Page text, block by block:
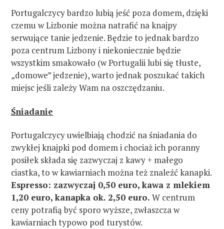
Portugalczycy bardzo lubią jeść poza domem, dzięki
czemu w Lizbonie można natrafić na knajpy
serwujące tanie jedzenie. Będzie to jednak bardzo
poza centrum Lizbony i niekoniecznie będzie
wszystkim smakowało (w Portugalii lubi się tłuste,
„domowe” jedzenie), warto jednak poszukać takich
miejsc jeśli zależy Wam na oszczędzaniu.
Śniadanie
Portugalczycy uwielbiają chodzić na śniadania do
zwykłej knajpki pod domem i chociaż ich poranny
posiłek składa się zazwyczaj z kawy + małego
ciastka, to w kawiarniach można też znaleźć kanapki.
Espresso: zazwyczaj 0,50 euro, kawa z mlekiem
1,20 euro, kanapka ok. 2,50 euro. W centrum
ceny potrafią być sporo wyższe, zwłaszcza w
kawiarniach typowo pod turystów.